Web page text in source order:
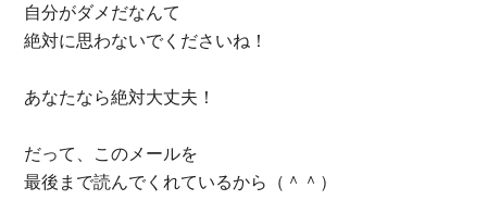
自分がダメだなんて
絶対に思わないでくださいね！
あなたなら絶対大丈夫！
だって、このメールを
最後まで読んでくれているから（＾＾）